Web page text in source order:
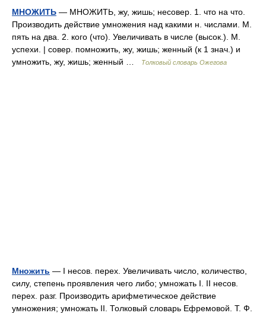
МНОЖИТЬ — МНОЖИТЬ, жу, жишь; несовер. 1. что на что.
Производить действие умножения над какими н. числами. М.
пять на два. 2. кого (что). Увеличивать в числе (высок.). М.
успехи. | совер. помножить, жу, жишь; женный (к 1 знач.) и
умножить, жу, жишь; женный …
Толковый словарь Ожегова
Множить — I несов. перех. Увеличивать число, количество,
силу, степень проявления чего либо; умножать I. II несов.
перех. разг. Производить арифметическое действие
умножения; умножать II. Толковый словарь Ефремовой. Т. Ф.